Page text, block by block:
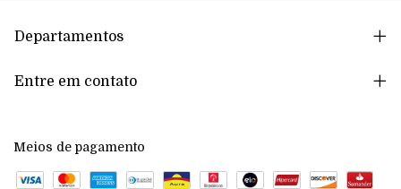
Departamentos
Entre em contato
Meios de pagamento